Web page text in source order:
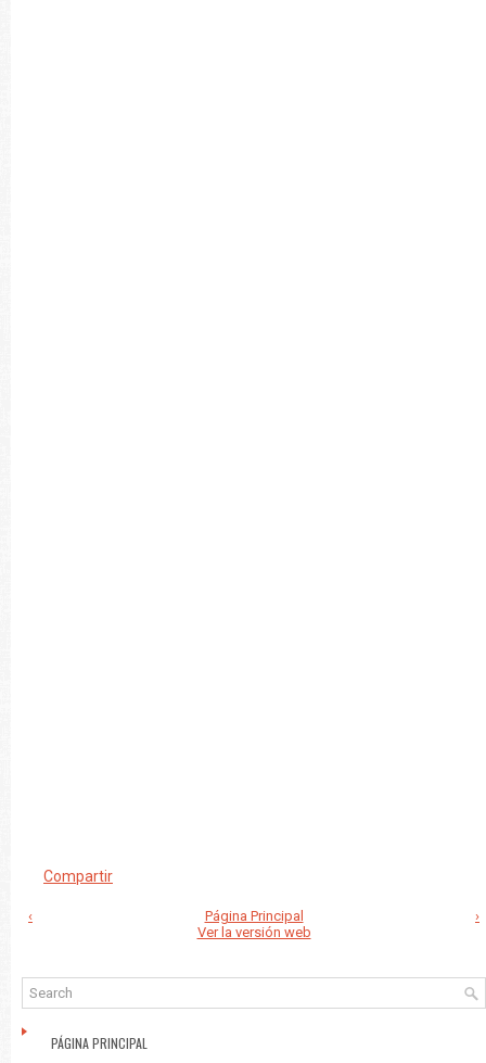
Compartir
‹ ›
Página Principal
Ver la versión web
PÁGINA PRINCIPAL